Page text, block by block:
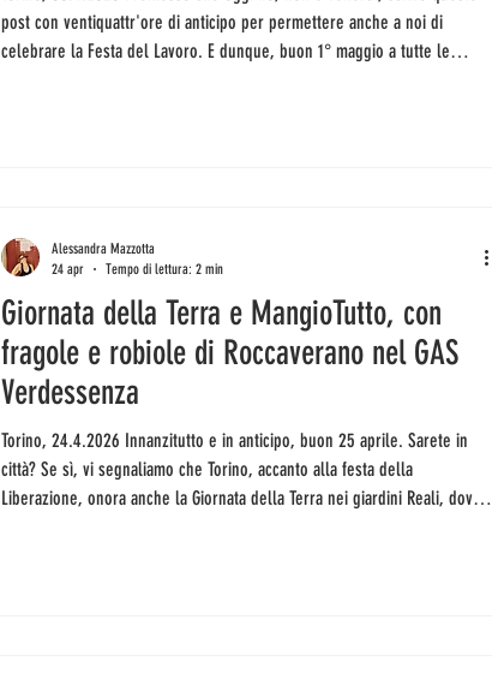
post con ventiquattr'ore di anticipo per permettere anche a noi di
celebrare la Festa del Lavoro. E dunque, buon 1° maggio a tutte le
Giornata della Terra e MangioTutto, con
fragole e robiole di Roccaverano nel GAS
Verdessenza
Torino, 24.4.2026 Innanzitutto e in anticipo, buon 25 aprile. Sarete in
città? Se sì, vi segnaliamo che Torino, accanto alla festa della
Liberazione, onora anche la Giornata della Terra nei giardini Reali, dove ci
Alessandra Mazzotta
24 apr
Tempo di lettura: 2 min